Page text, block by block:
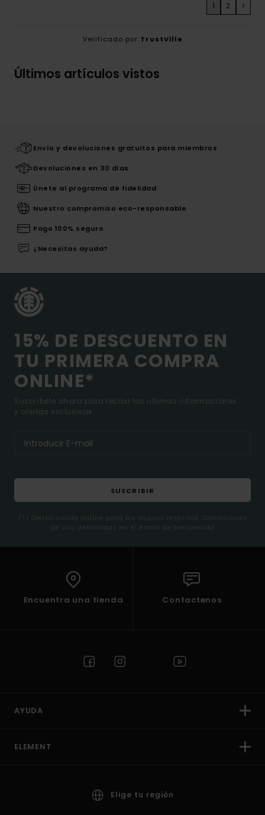
1 2 >
Verificado por TrustVille
Últimos artículos vistos
Envío y devoluciones gratuitos para miembros
Devoluciones en 30 días
Únete al programa de fidelidad
Nuestro compromiso eco-responsable
Pago 100% seguro
¿Necesitas ayuda?
15% DE DESCUENTO EN
TU PRIMERA COMPRA
ONLINE*
Suscríbete ahora para recibir las ultimas informaciones
y ofertas exclusivas.
SUSCRIBIR
(*) Oferta valida online para los nuevos inscritos. Condiciones
de uso detalladas en el email de bienvenida
Encuentra una tienda Contactenos
AYUDA
ELEMENT
Elige tu región